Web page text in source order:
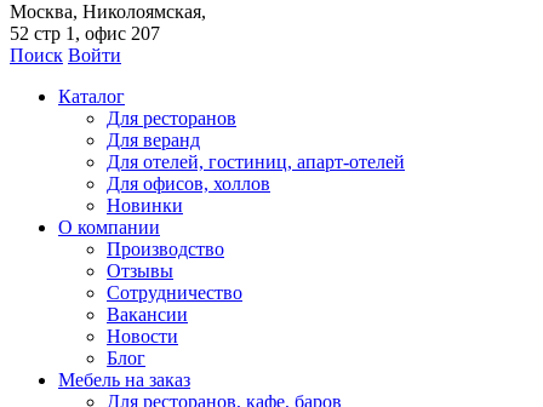
Москва, Николоямская,
52 стр 1, офис 207
Поиск Войти
Каталог
Для ресторанов
Для веранд
Для отелей, гостиниц, апарт-отелей
Для офисов, холлов
Новинки
О компании
Производство
Отзывы
Сотрудничество
Вакансии
Новости
Блог
Мебель на заказ
Для ресторанов, кафе, баров